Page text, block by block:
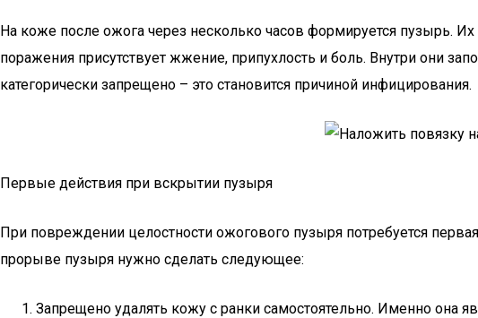
На коже после ожога через несколько часов формируется пузырь.
поражения присутствует жжение, припухлость и боль. Внутри они
категорически запрещено – это становится причиной инфицирования.
Первые действия при вскрытии пузыря
При повреждении целостности ожогового пузыря потребуется
прорыве пузыря нужно сделать следующее:
Запрещено удалять кожу с ранки самостоятельно. Именно она